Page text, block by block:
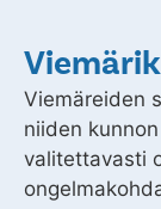
Viemäreiden
niiden
valitettavasti